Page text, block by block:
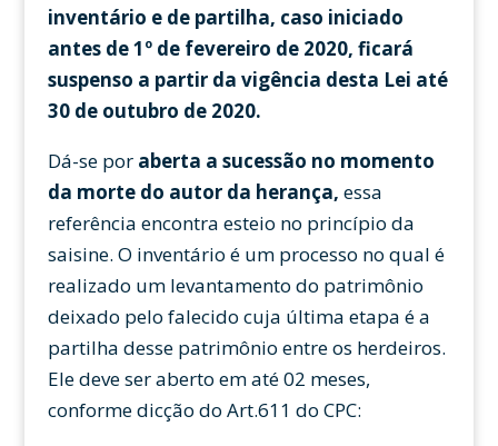
inventário e de partilha, caso iniciado
antes de 1º de fevereiro de 2020, ficará
suspenso a partir da vigência desta Lei até
30 de outubro de 2020.
Dá-se por aberta a sucessão no momento
da morte do autor da herança, essa
referência encontra esteio no princípio da
saisine. O inventário é um processo no qual é
realizado um levantamento do patrimônio
deixado pelo falecido cuja última etapa é a
partilha desse patrimônio entre os herdeiros.
Ele deve ser aberto em até 02 meses,
conforme dicção do Art.611 do CPC: